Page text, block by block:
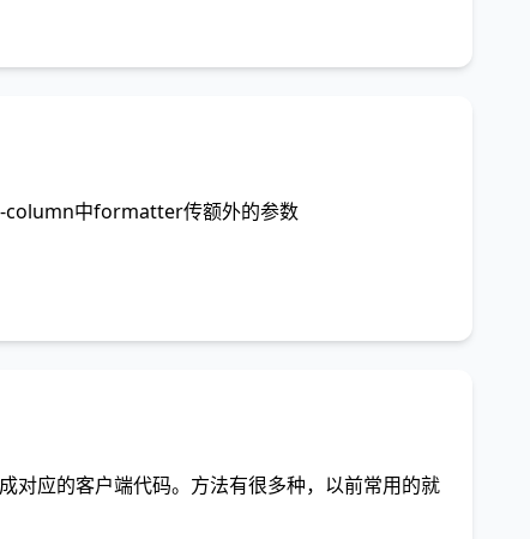
column中formatter传额外的参数
对应的客户端代码。方法有很多种，以前常用的就